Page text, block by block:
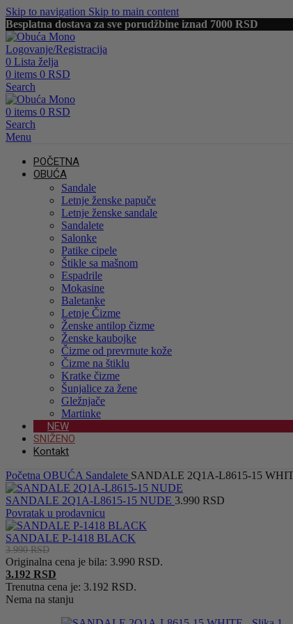
Skip to navigation Skip to main content
Besplatna dostava za sve porudžbine iznad 7000 RSD
Logovanje/Registracija
0 Lista želja
0 items 0 RSD
Search
0 items 0 RSD
Search
Menu
POČETNA
OBUĆA
Sandale
Letnje ženske papuče
Letnje ženske sandale
Sandalete
Salonke
Patike cipele
Štikle sa mašnom
Espadrile
Mokasine
Baletanke
Letnje Čizme
Ženske antilop čizme
Ženske kaubojke
Čizme od prevrnute kože
Čizme na štiklu
Kratke čizme
Šunjalice za žene
Gležnjače
Martinke
NEW
SNIŽENO
Kontakt
Početna OBUĆA Sandalete SANDALE 2Q1A-L8615-15
SANDALE 2Q1A-L8615-15 NUDE 3.990 RSD
Povratak u prodavnicu
SANDALE P-1418 BLACK
3.990RSD
Originalna cena je bila: 3.990 RSD.
3.192 RSD
Trenutna cena je: 3.192 RSD.
Nema na stanju